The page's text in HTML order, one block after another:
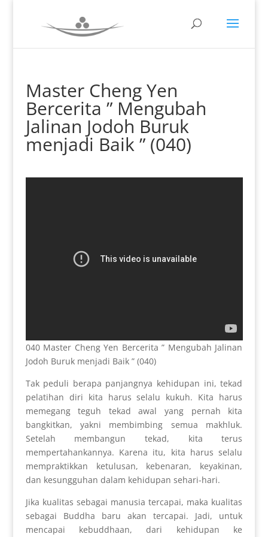
Master Cheng Yen
Bercerita ” Mengubah
Jalinan Jodoh Buruk
menjadi Baik ” (040)
040 Master Cheng Yen Bercerita ” Mengubah Jalinan
Jodoh Buruk menjadi Baik ” (040)
Tak peduli berapa panjangnya kehidupan ini, tekad
pelatihan diri kita harus selalu kukuh. Kita harus
memegang teguh tekad awal yang pernah kita
bangkitkan, yakni membimbing semua makhluk.
Setelah membangun tekad, kita terus
mempertahankannya. Karena itu, kita harus selalu
mempraktikkan ketulusan, kebenaran, keyakinan,
dan kesungguhan dalam kehidupan sehari-hari.
Jika kualitas sebagai manusia tercapai, maka kualitas
sebagai Buddha baru akan tercapai. Jadi, untuk
mencapai kebuddhaan, dari kehidupan ke